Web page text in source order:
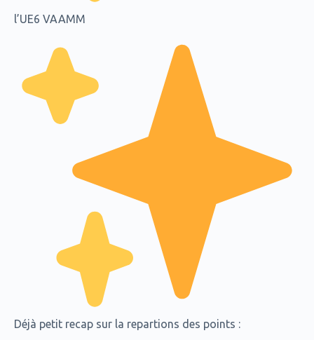
l’UE6 VAAMM
Déjà petit recap sur la repartions des points :